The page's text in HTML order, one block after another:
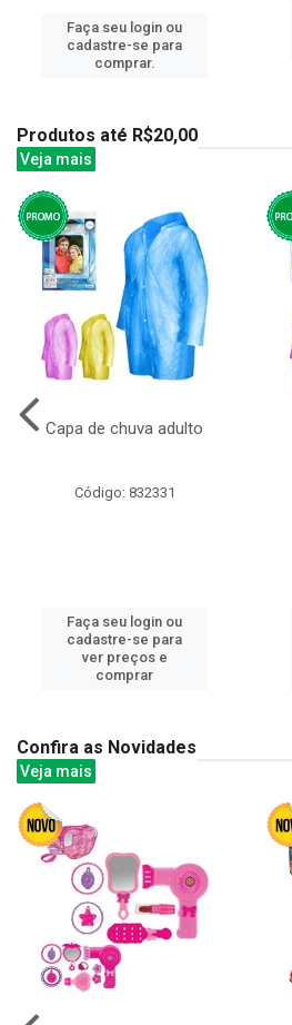
Faça seu login ou
cadastre-se para
comprar.
Produtos até R$20,00
Veja mais
Capa de chuva adulto
Código: 832331
Faça seu login ou
cadastre-se para
ver preços e
comprar
Confira as Novidades
Veja mais